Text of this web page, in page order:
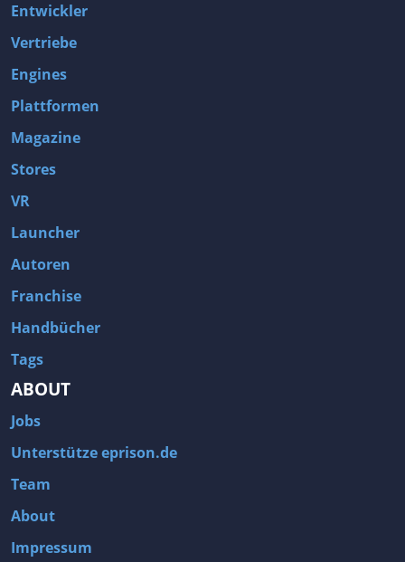
Entwickler
Vertriebe
Engines
Plattformen
Magazine
Stores
VR
Launcher
Autoren
Franchise
Handbücher
Tags
ABOUT
Jobs
Unterstütze eprison.de
Team
About
Impressum